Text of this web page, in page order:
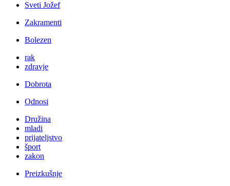
Sveti Jožef
Zakramenti
Bolezen
rak
zdravje
Dobrota
Odnosi
Družina
mladi
prijateljstvo
šport
zakon
Preizkušnje